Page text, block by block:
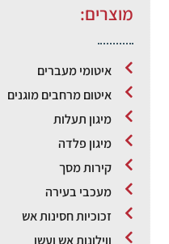
מוצרים:
איטומי מעברים
איטום מרחבים מוגנים
מיגון תעלות
מיגון פלדה
קירות מסך
מעכבי בעירה
זכוכיות חסינות אש
ווילונות אש ועשן